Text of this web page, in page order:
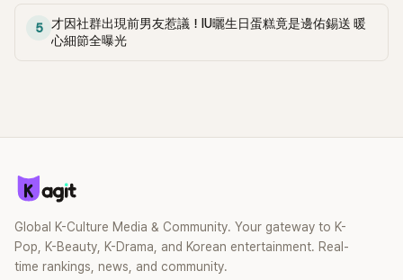
5
才因社群出現前男友惹議！IU曬生日蛋糕竟是邊佑錫送 暖
心細節全曝光
Global K-Culture Media & Community. Your gateway to K-
Pop, K-Beauty, K-Drama, and Korean entertainment. Real-
time rankings, news, and community.